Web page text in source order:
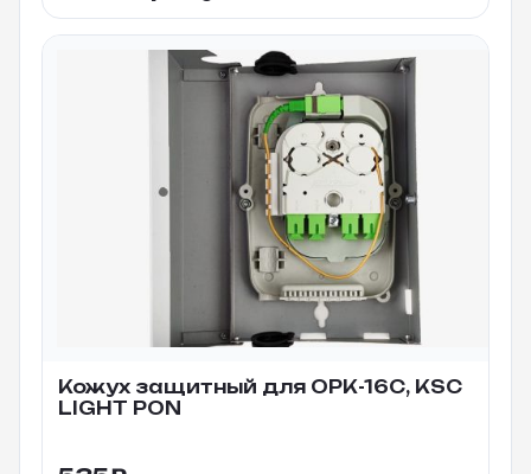
Кожух защитный для ОРК-16С, KSC
LIGHT PON